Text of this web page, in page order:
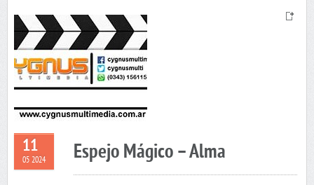
11
05 2024 Espejo Mágico – Alma